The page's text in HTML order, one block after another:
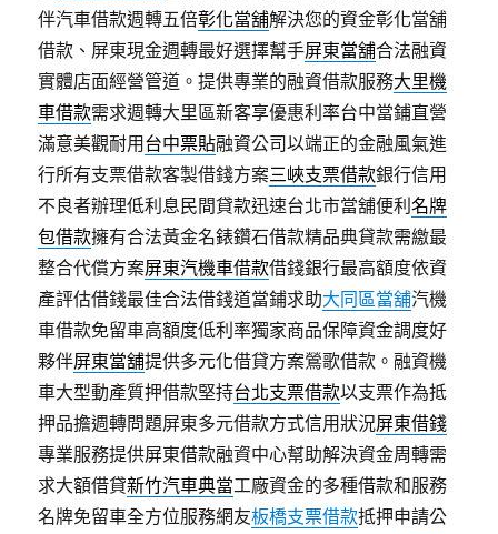
伴汽車借款週轉五倍彰化當舖解決您的資金彰化當舖
借款、屏東現金週轉最好選擇幫手屏東當舖合法融資
實體店面經營管道。提供專業的融資借款服務大里機
車借款需求週轉大里區新客享優惠利率台中當鋪直營
滿意美觀耐用台中票貼融資公司以端正的金融風氣進
行所有支票借款客製借錢方案三峽支票借款銀行信用
不良者辦理低利息民間貸款迅速台北市當舖便利名牌
包借款擁有合法黃金名錶鑽石借款精品典貸款需繳最
整合代償方案屏東汽機車借款借錢銀行最高額度依資
產評估借錢最佳合法借錢道當鋪求助大同區當舖汽機
車借款免留車高額度低利率獨家商品保障資金調度好
夥伴屏東當舖提供多元化借貸方案鶯歌借款。融資機
車大型動產質押借款堅持台北支票借款以支票作為抵
押品擔週轉問題屏東多元借款方式信用狀況屏東借錢
專業服務提供屏東借款融資中心幫助解決資金周轉需
求大額借貸新竹汽車典當工廠資金的多種借款和服務
名牌免留車全方位服務網友板橋支票借款抵押申請公